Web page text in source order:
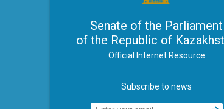
Senate of the Parliament
of the Republic of
Official Internet Resource
Subscribe to news